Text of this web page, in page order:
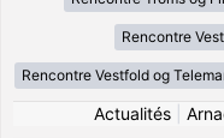
Rencontre
Rencontre Vestfold og
Actualités|